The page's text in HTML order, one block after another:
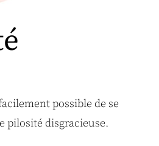
possible de se
pilosité disgracieuse.